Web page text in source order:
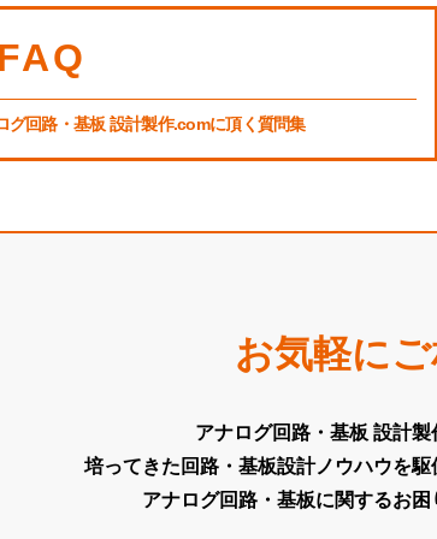
グ回路・基板 設計製作.comに頂く質問集
お気軽に
アナログ回路・基板 設計製
培ってきた回路・基板設計ノウハウを
アナログ回路・基板に関するお困